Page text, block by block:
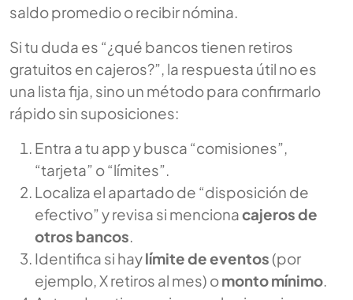
saldo promedio o recibir nómina.
Si tu duda es “¿qué bancos tienen retiros
gratuitos en cajeros?”, la respuesta útil no es
una lista fija, sino un método para confirmarlo
rápido sin suposiciones:
Entra a tu app y busca “comisiones”,
“tarjeta” o “límites”.
Localiza el apartado de “disposición de
efectivo” y revisa si mencionacajeros de
otros bancos
Identifica si haylímite de eventos (por
ejemplo, X retiros al mes) omonto mínimo